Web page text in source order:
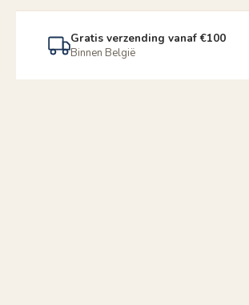
Gratis verzending vanaf €100
Binnen België